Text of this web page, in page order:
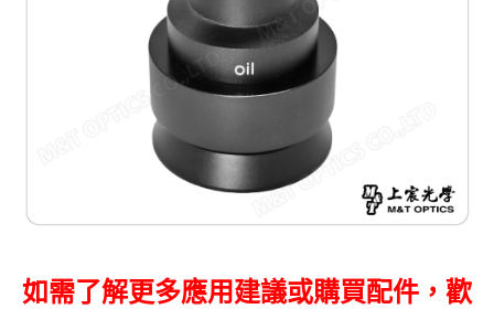
如需了解更多應用建議或購買配件，歡